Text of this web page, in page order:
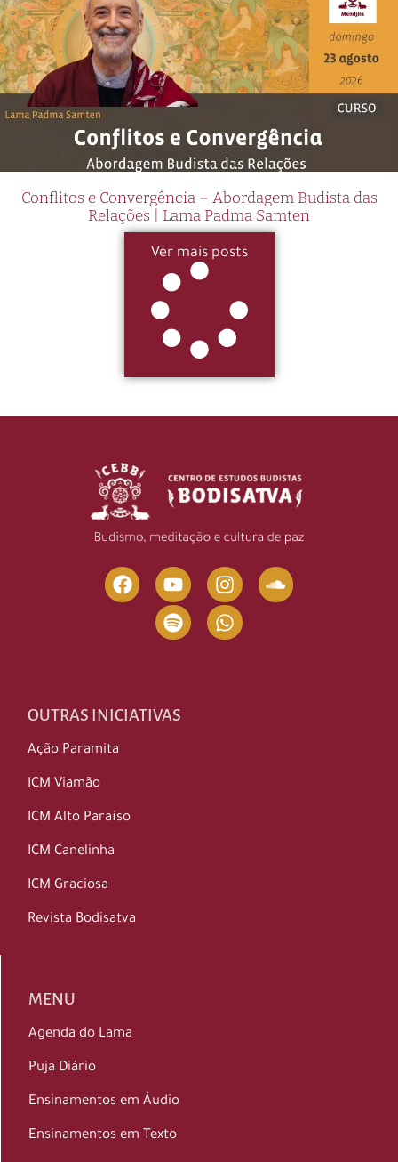
Conflitos e Convergência – Abordagem Budista das
Relações | Lama Padma Samten
Ver mais posts
OUTRAS INICIATIVAS
Ação Paramita
ICM Viamão
ICM Alto Paraíso
ICM Canelinha
ICM Graciosa
Revista Bodisatva
MENU
Agenda do Lama
Puja Diário
Ensinamentos em Áudio
Ensinamentos em Texto